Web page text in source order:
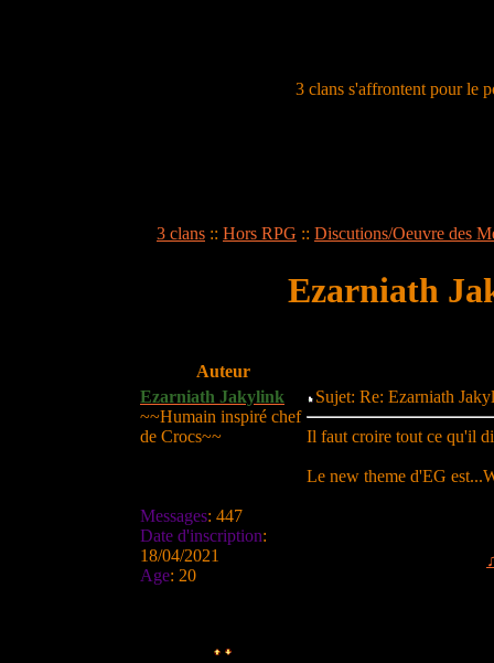
3 clans s'affrontent pour le
3 clans :: Hors RPG :: Discutions/Oeuvre des
Ezarniath
Auteur
Ezarniath Jakylink
~~Humain inspiré chef
de Crocs~~
Messages: 447
Date d'inscription:
18/04/2021
Age: 20
Sujet: Re: Ezarniath
Il faut croire tout ce qu'il
Le new theme d'EG